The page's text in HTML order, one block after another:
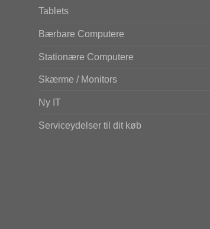
Tablets
Bærbare Computere
Stationære Computere
Skærme / Monitors
Ny IT
Serviceydelser til dit køb